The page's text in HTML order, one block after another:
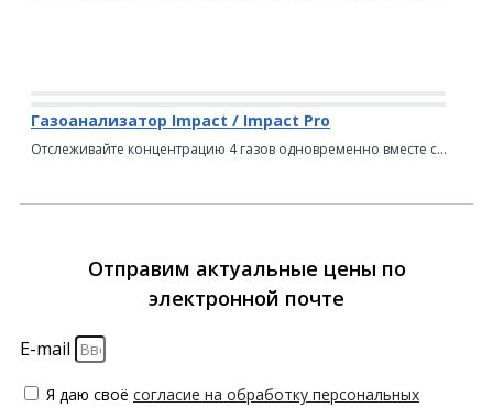
Газоанализатор Impact / Impact Pro
Отслеживайте концентрацию 4 газов одновременно вместе с...
Отправим актуальные цены по
электронной почте
E-mail
Я даю своё согласие на обработку персональных